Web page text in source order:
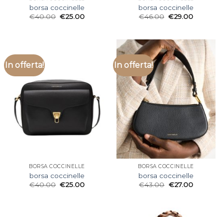
borsa coccinelle
€40.00 €25.00
borsa coccinelle
€46.00 €29.00
In offerta!
BORSA COCCINELLE
borsa coccinelle
€40.00 €25.00
In offerta!
BORSA COCCINELLE
borsa coccinelle
€43.00 €27.00